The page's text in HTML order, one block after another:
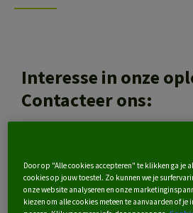
Interesse in onze
Contacteer ons:
Door op "Alle cookies accepteren" te klikken ga je
cookies op jouw toestel. Zo kunnen we je
onze website analyseren en onze
kiezen om alle cookies meteen te aanvaarden of